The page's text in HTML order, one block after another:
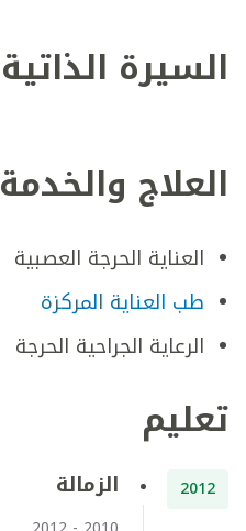
السيرة الذاتية
العلاج والخدمة
العناية الحرجة العصبية
طب العناية المركزة
الرعاية الجراحية الحرجة
تعليم
2012 الزمالة